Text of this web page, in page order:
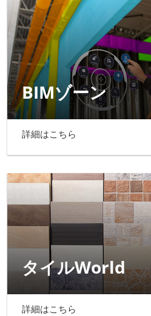
BIMゾーン
詳細はこちら
タイルWorld
詳細はこちら